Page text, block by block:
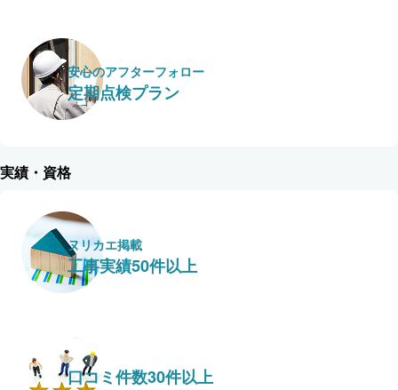
安心のアフターフォロー
定期点検プラン
実績・資格
ヌリカエ掲載
工事実績50件以上
口コミ件数30件以上